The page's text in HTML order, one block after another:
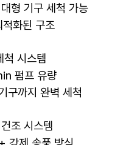
형 기구 세척 가능
화된 구조
척 시스템
펌프 유량
구까지 완벽 세척
조 시스템